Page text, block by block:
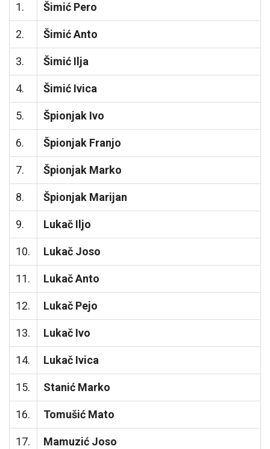
1.
Šimić Pero
2. Šimić Anto
3. Šimić Ilja
4. Šimić Ivica
5. Špionjak Ivo
6. Špionjak Franjo
7. Špionjak Marko
8. Špionjak Marijan
9. Lukač Iljo
10. Lukač Joso
11. Lukač Anto
12. Lukač Pejo
13. Lukač Ivo
14. Lukač Ivica
15. Stanić Marko
16. Tomušić Mato
17. Mamuzić Joso